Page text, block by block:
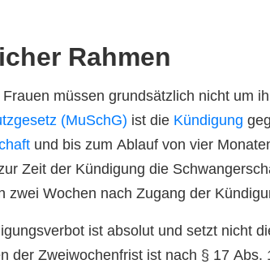
Rahmen
müssen grundsätzlich nicht um
(MuSchG) ist die Kündigung
und bis zum Ablauf von vier
Zeit der Kündigung die
zwei Wochen nach Zugang der
ist absolut und setzt nicht
der Zweiwochenfrist ist nach § 17